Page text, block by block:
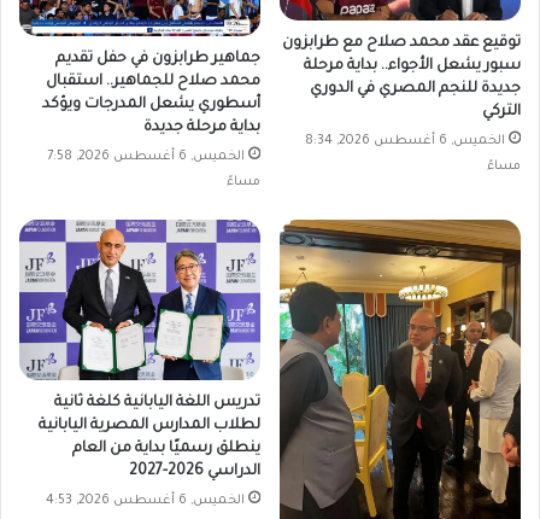
توقيع عقد محمد صلاح مع طرابزون
سبور يشعل الأجواء.. بداية مرحلة
جديدة للنجم المصري في الدوري
التركي
الخميس, 6 أغسطس 2026, 8:34
مساءً
جماهير طرابزون في حفل تقديم
محمد صلاح للجماهير.. استقبال
أسطوري يشعل المدرجات ويؤكد
بداية مرحلة جديدة
الخميس, 6 أغسطس 2026, 7:58
مساءً
تدريس اللغة اليابانية كلغة ثانية
لطلاب المدارس المصرية اليابانية
ينطلق رسميًا بداية من العام
الدراسي 2026-2027
الخميس, 6 أغسطس 2026, 4:53